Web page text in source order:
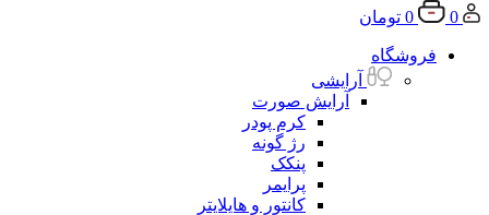
0
0 تومان
فروشگاه
آرایشی
آرایش صورت
کرم پودر
رژ گونه
پنکک
پرایمر
کانتور و هایلایتر